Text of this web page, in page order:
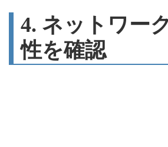
4. ネットワー
性を確認